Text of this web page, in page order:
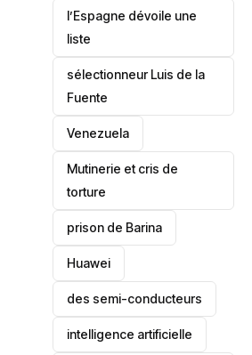
l’Espagne dévoile une
liste
sélectionneur Luis de la
Fuente
‎Venezuela
Mutinerie et cris de
torture
prison de Barina
Huawei
des semi-conducteurs
intelligence artificielle